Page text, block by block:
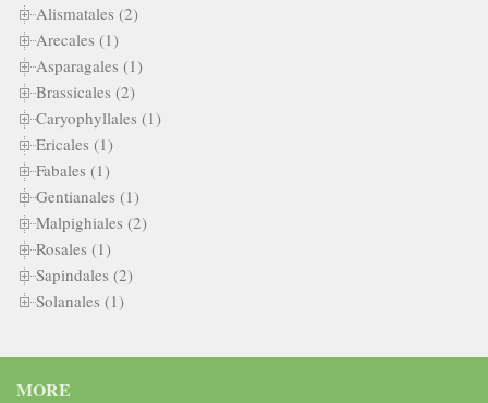
Alismatales (2)
Arecales (1)
Asparagales (1)
Brassicales (2)
Caryophyllales (1)
Ericales (1)
Fabales (1)
Gentianales (1)
Malpighiales (2)
Rosales (1)
Sapindales (2)
Solanales (1)
MORE